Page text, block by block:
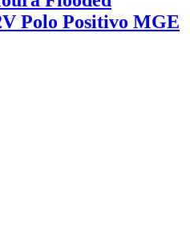
Polo Positivo MGE